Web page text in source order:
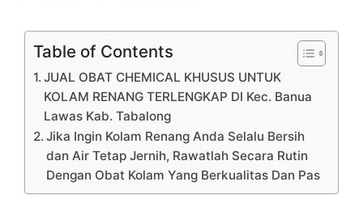
Table of Contents
JUAL OBAT CHEMICAL KHUSUS UNTUK
KOLAM RENANG TERLENGKAP DI Kec. Banua
Lawas Kab. Tabalong
Jika Ingin Kolam Renang Anda Selalu Bersih
dan Air Tetap Jernih, Rawatlah Secara Rutin
Dengan Obat Kolam Yang Berkualitas Dan Pas